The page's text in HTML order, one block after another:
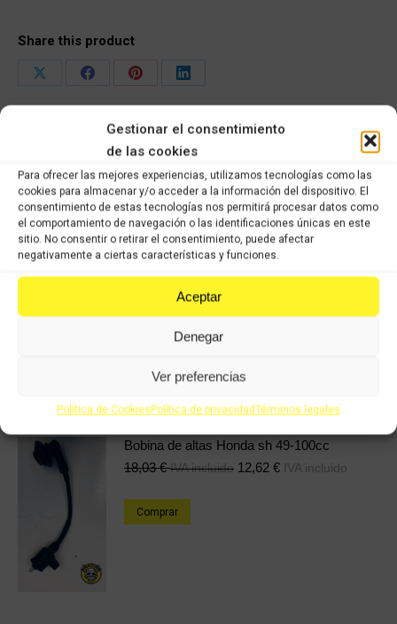
Gestionar el consentimiento
de las cookies
Para ofrecer las mejores experiencias, utilizamos tecnologías como las
cookies para almacenar y/o acceder a la información del dispositivo. El
consentimiento de estas tecnologías nos permitirá procesar datos como
el comportamiento de navegación o las identificaciones únicas en este
sitio. No consentir o retirar el consentimiento, puede afectar
negativamente a ciertas características y funciones.
Aceptar
Denegar
Ver preferencias
Política de CookiesPolítica de privacidadTérminos legales
Share this product
Share
on
Share
on
Facebook
Share
on
Pinterest
Share
on
LinkedIn
Productos relacionados
Eje de llanta delantera Honda sh 49-100cc
11,98 € IVA incluido 8,39€ IVA incluido
Claxon Honda sh 49-100cc
Comprar
Bobina de altas Honda sh 49-100cc
18,03€ IVA incluido 12,62 € IVA incluido
Comprar